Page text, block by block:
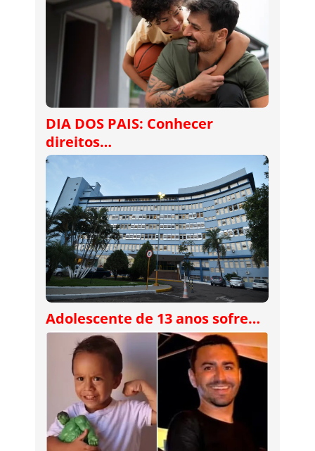
DIA DOS PAIS: Conhecer
direitos…
Adolescente de 13 anos sofre…